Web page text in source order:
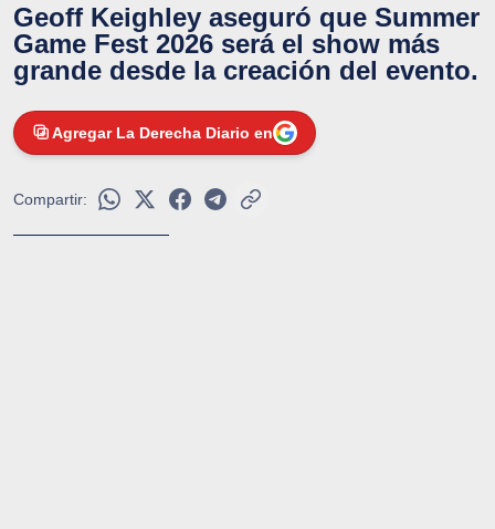
Geoff Keighley aseguró que Summer
Game Fest 2026 será el show más
grande desde la creación del evento.
Agregar La Derecha Diario en
Compartir: